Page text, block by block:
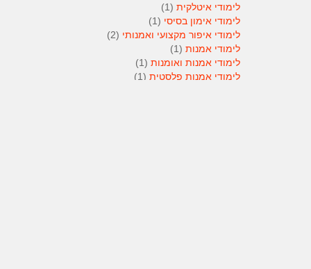
לימודי איטלקית (1)
לימודי אימון בסיסי (1)
לימודי איפור מקצועי ואמנותי (2)
לימודי אמנות (1)
לימודי אמנות ואומנות (1)
לימודי אמנות פלסטית (1)